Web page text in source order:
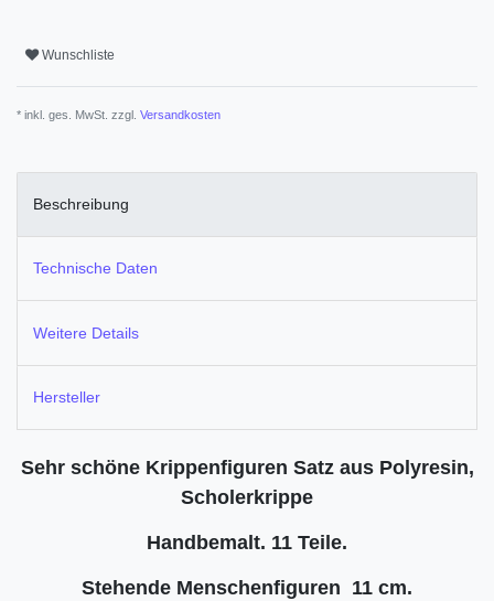
Wunschliste
* inkl. ges. MwSt. zzgl. Versandkosten
Beschreibung
Technische Daten
Weitere Details
Hersteller
Sehr schöne Krippenfiguren Satz aus Polyresin,
Scholerkrippe
Handbemalt. 11 Teile.
Stehende Menschenfiguren 11 cm.